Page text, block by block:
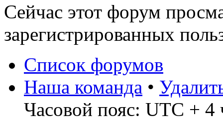
Сейчас этот форум
зарегистрированных
Список форумов
Наша команда •
Часовой пояс: UTC + 4